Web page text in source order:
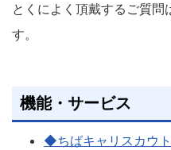
とくによく頂戴するご質
す。
機能・サービス
◆ちばキャリスカウ